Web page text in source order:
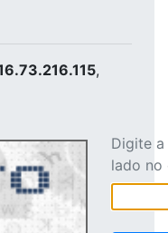
,
Digite
lado no